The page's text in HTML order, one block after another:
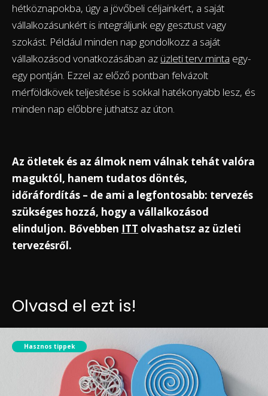
hétköznapokba, úgy a jövőbeli céljainkért, a saját
vállalkozásunkért is integráljunk egy gesztust vagy
szokást. Például minden nap gondolkozz a saját
vállalkozásod vonatkozásában az üzleti terv minta egy-
egy pontján. Ezzel az előző pontban felvázolt
mérföldkövek teljesítése is sokkal hatékonyabb lesz, és
minden nap előbbre juthatsz az úton.
Az ötletek és az álmok nem válnak tehát valóra
maguktól, hanem tudatos döntés,
időráfordítás – de ami a legfontosabb: tervezés
szükséges hozzá, hogy a vállalkozásod
elinduljon. Bővebben ITT olvashatsz az üzleti
tervezésről.
Olvasd el ezt is!
Hasznos tippek